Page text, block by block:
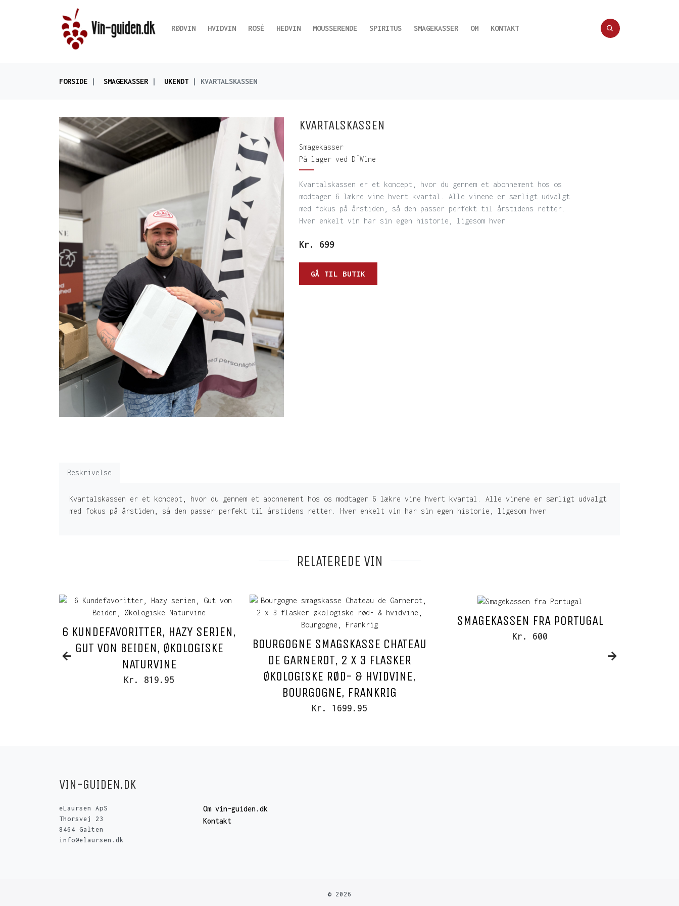
RØDVIN HVIDVIN ROSÉ HEDVIN MOUSSERENDE SPIRITUS SMAGEKASSER OM KONTAKT
FORSIDE SMAGEKASSER UKENDT KVARTALSKASSEN
KVARTALSKASSEN
Smagekasser
På lager ved D´Wine
Kvartalskassen er et koncept, hvor du gennem et abonnement hos os
modtager 6 lækre vine hvert kvartal. Alle vinene er særligt udvalgt
med fokus på årstiden, så den passer perfekt til årstidens retter.
Hver enkelt vin har sin egen historie, ligesom hver
Kr. 699
GÅ TIL BUTIK
Beskrivelse
Kvartalskassen er et koncept, hvor du gennem et abonnement hos os modtager 6 lækre vine hvert kvartal. Alle vinene er særligt udvalgt
med fokus på årstiden, så den passer perfekt til årstidens retter. Hver enkelt vin har sin egen historie, ligesom hver
RELATEREDE VIN
6 KUNDEFAVORITTER, HAZY SERIEN,
GUT VON BEIDEN, ØKOLOGISKE
NATURVINE
Kr. 819.95
BOURGOGNE SMAGSKASSE CHATEAU
DE GARNEROT, 2 X 3 FLASKER
ØKOLOGISKE RØD- & HVIDVINE,
BOURGOGNE, FRANKRIG
Kr. 1699.95
SMAGEKASSEN FRA PORTUGAL
Kr. 600
VIN-GUIDEN.DK
eLaursen ApS
Thorsvej 23
8464 Galten
info@elaursen.dk
Om vin-guiden.dk
Kontakt
© 2026